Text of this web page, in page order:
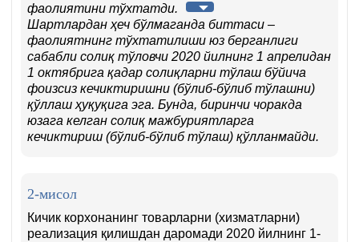
фаолиятини тўхтатди.
Шартлардан ҳеч бўлмаганда биттаси –
фаолиятнинг тўхтатилиши юз берганлиги
сабабли солиқ тўловчи 2020 йилнинг 1 апрелидан
1 октябрига қадар солиқларни тўлаш бўйича
фоизсиз кечиктиришни (бўлиб-бўлиб тўлашни)
қўллаш ҳуқуқига эга. Бунда, биринчи чоракда
юзага келган солиқ мажбуриятларга
кечиктириш (бўлиб-бўлиб тўлаш) қўлланмайди.
2-мисол
Кичик корхонанинг товарларни (хизматларни)
реализация қилишдан даромади 2020 йилнинг 1-